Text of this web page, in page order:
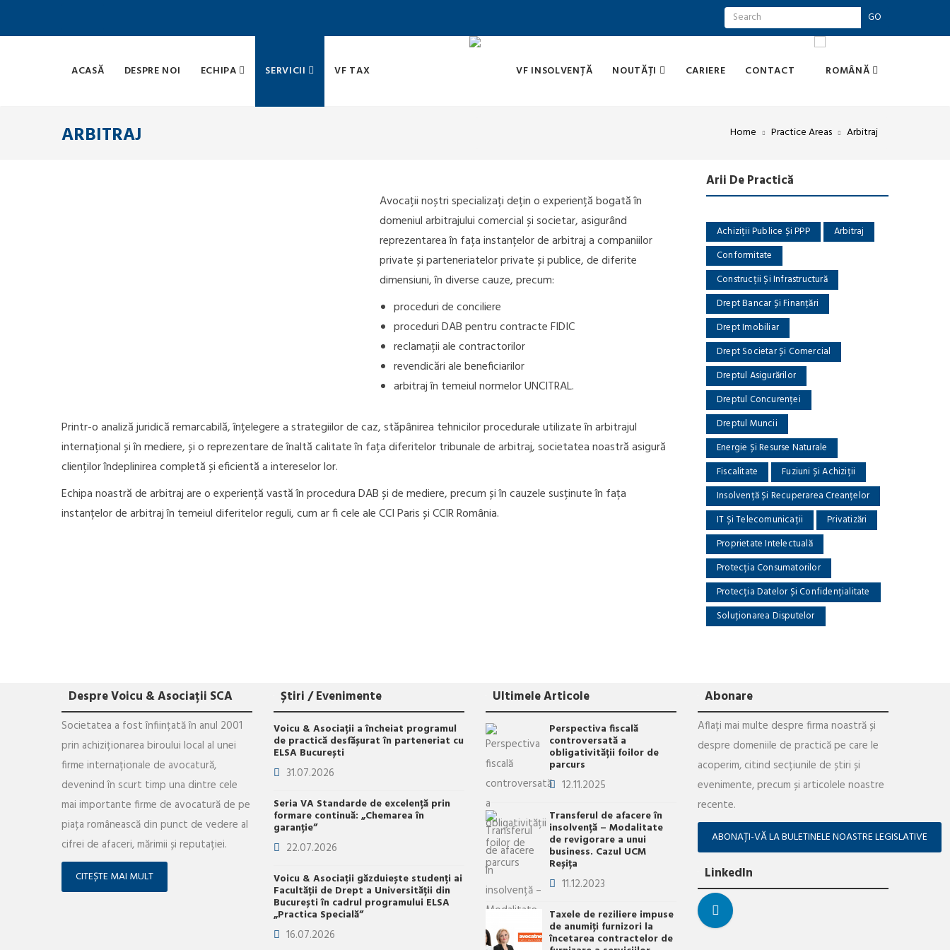
GO
ACASĂ DESPRE NOI ECHIPA SERVICII VF TAX VF INSOLVENȚĂ NOUTĂȚI CARIERE CONTACT
ARBITRAJ Home Practice Areas Arbitraj
Avocații noștri specializați dețin o experiență bogată în
domeniul arbitrajului comercial și societar, asigurând
reprezentarea în fața instanțelor de arbitraj a companiilor
private și parteneriatelor private și publice, de diferite
dimensiuni, în diverse cauze, precum:
proceduri de conciliere
proceduri DAB pentru contracte FIDIC
reclamații ale contractorilor
revendicări ale beneficiarilor
arbitraj în temeiul normelor UNCITRAL.
Printr-o analiză juridică remarcabilă, înțelegere a strategiilor de caz, stăpânirea tehnicilor procedurale utilizate în arbitrajul
internațional și în mediere, și o reprezentare de înaltă calitate în fața diferitelor tribunale de arbitraj, societatea noastră asigură
clienților îndeplinirea completă și eficientă a intereselor lor.
Echipa noastră de arbitraj are o experiență vastă în procedura DAB și de mediere, precum și în cauzele susținute în fața
instanțelor de arbitraj în temeiul diferitelor reguli, cum ar fi cele ale CCI Paris și CCIR România.
Arii De Practică
Achiziții Publice Și PPP
Arbitraj
Conformitate
Construcții Și Infrastructură
Drept Bancar Și Finanțări
Drept Imobiliar
Drept Societar Și Comercial
Dreptul Asigurărilor
Dreptul Concurenței
Dreptul Muncii
Energie Și Resurse Naturale
Fiscalitate
Fuziuni Și Achiziții
Insolvență Și Recuperarea Creanțelor
IT Și Telecomunicații
Privatizări
Proprietate Intelectuală
Protecția Consumatorilor
Protecția Datelor Și Confidențialitate
Soluționarea Disputelor
Despre Voicu & Asociații SCA
Societatea a fost înființată în anul 2001
prin achiziționarea biroului local al unei
firme internaționale de avocatură,
devenind în scurt timp una dintre cele
mai importante firme de avocatură de pe
piața românească din punct de vedere al
cifrei de afaceri, mărimii și reputației.
CITEȘTE MAI MULT
Știri / Evenimente
Voicu & Asociații a încheiat programul
de practică desfășurat în parteneriat cu
ELSA București
31.07.2026
Seria VA Standarde de excelență prin
formare continuă: „Chemarea în
garanție”
22.07.2026
Voicu & Asociații găzduiește studenți ai
Facultății de Drept a Universității din
București în cadrul programului ELSA
„Practica Specială”
16.07.2026
Ultimele Articole
Perspectiva fiscală
controversată a
obligativității foilor de
parcurs
12.11.2025
Transferul de afacere în
insolvență – Modalitate
de revigorare a unui
business. Cazul UCM
Reșița
11.12.2023
Taxele de reziliere impuse
de anumiţi furnizori la
încetarea contractelor de
Abonare
Aflați mai multe despre firma noastră și
despre domeniile de practică pe care le
acoperim, citind secțiunile de știri și
evenimente, precum și articolele noastre
recente.
ABONAȚI-VĂ LA BULETINELE NOASTRE LEGISLATIVE
LinkedIn